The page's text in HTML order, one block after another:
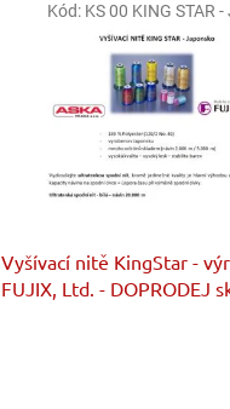
Vyšívací nitě KingStar -
FUJIX, Ltd. - DOPRODEJ
Kód: KS 00 KING STAR